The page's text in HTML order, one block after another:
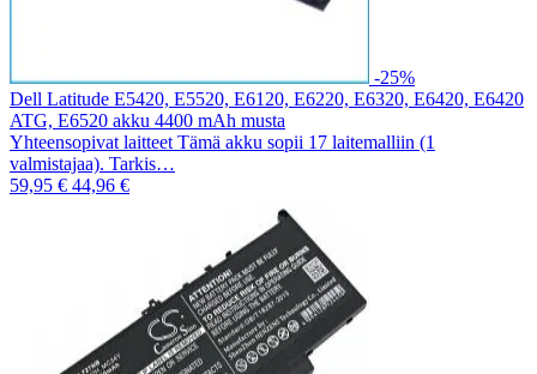
-25%
Dell Latitude E5420, E5520, E6120, E6220, E6320, E6420, E6420
ATG, E6520 akku 4400 mAh musta
Yhteensopivat laitteet Tämä akku sopii 17 laitemalliin (1
valmistajaa). Tarkis…
59,95 € 44,96 €